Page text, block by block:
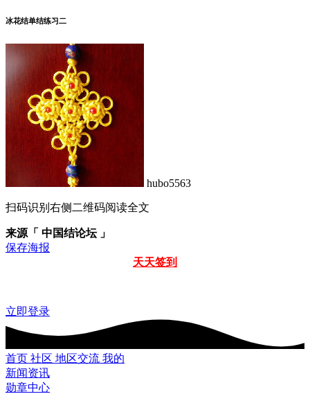
冰花结单结练习二
hubo5563
扫码识别右侧二维码阅读全文
来源「 中国结论坛 」
保存海报
天天签到
立即登录
首页 社区 地区交流 我的
新闻资讯
勋章中心